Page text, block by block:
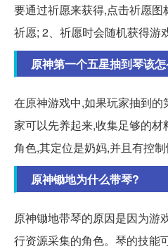
要通过祈愿来获得,点击祈愿
祈愿; 2、祈愿时会随机获得游
原神第一个五星抽到琴该
在原神游戏中,如果玩家抽到
家可以先养起来,收集足够的
角色,其定位是奶妈,并且有控
原神锄地为什么带琴?
原神锄地带琴的原因是因为游
行资源采集的角色。琴的技能